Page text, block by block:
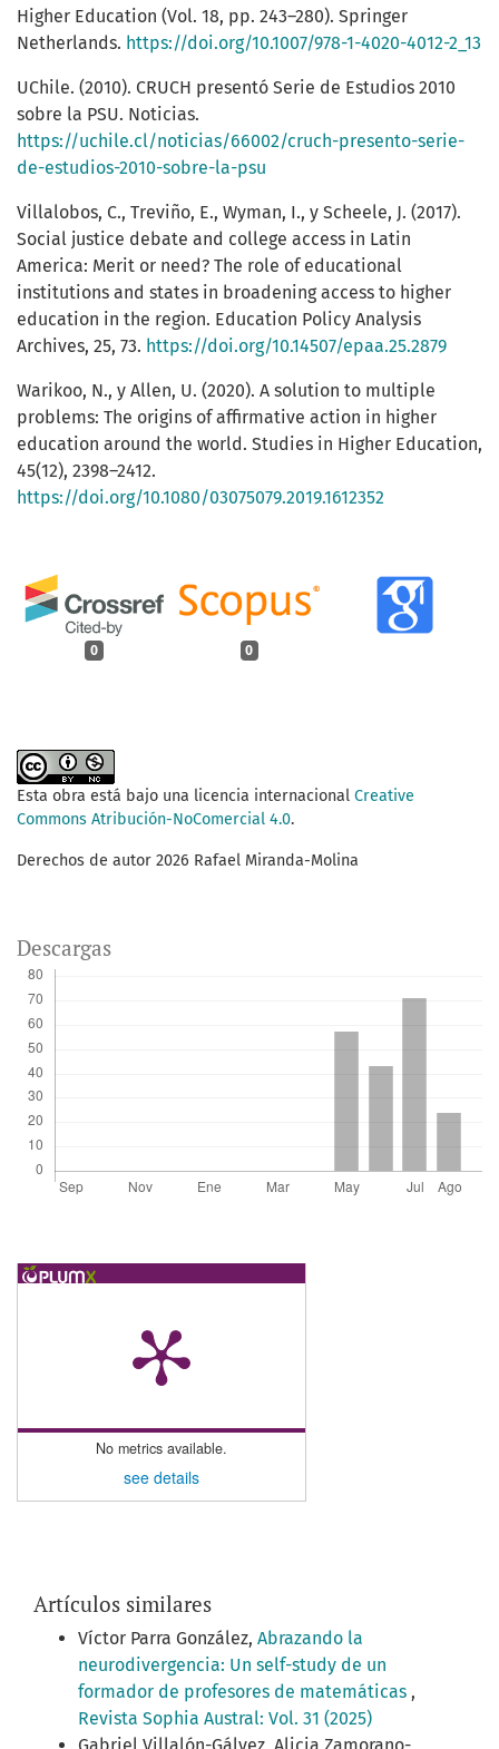
0 0
Higher Education (Vol. 18, pp. 243–280). Springer
Netherlands. https://doi.org/10.1007/978-1-4020-4012-2_13
UChile. (2010). CRUCH presentó Serie de Estudios 2010
sobre la PSU. Noticias.
https://uchile.cl/noticias/66002/cruch-presento-serie-
de-estudios-2010-sobre-la-psu
Villalobos, C., Treviño, E., Wyman, I., y Scheele, J. (2017).
Social justice debate and college access in Latin
America: Merit or need? The role of educational
institutions and states in broadening access to higher
education in the region. Education Policy Analysis
Archives, 25, 73. https://doi.org/10.14507/epaa.25.2879
Warikoo, N., y Allen, U. (2020). A solution to multiple
problems: The origins of affirmative action in higher
education around the world. Studies in Higher Education,
45(12), 2398–2412.
https://doi.org/10.1080/03075079.2019.1612352
Esta obra está bajo una licencia internacional Creative
Commons Atribución-NoComercial 4.0.
Derechos de autor 2026 Rafael Miranda-Molina
Descargas
No metrics available.
see details
Artículos similares
Víctor Parra González, Abrazando la
neurodivergencia: Un self-study de un
formador de profesores de matemáticas ,
Revista Sophia Austral: Vol. 31 (2025)